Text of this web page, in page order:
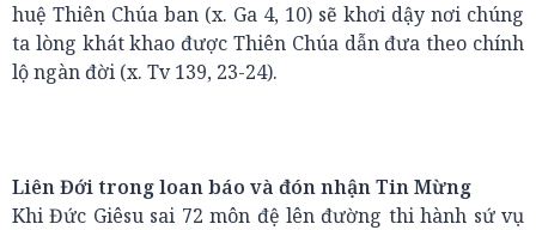
huệ Thiên Chúa ban (x. Ga 4, 10) sẽ khơi dậy nơi chúng
ta lòng khát khao được Thiên Chúa dẫn đưa theo chính
lộ ngàn đời (x. Tv 139, 23-24).
Liên Đới trong loan báo và đón nhận Tin Mừng
Khi Đức Giêsu sai 72 môn đệ lên đường thi hành sứ vụ